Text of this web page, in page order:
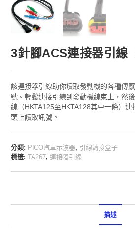
3針腳ACS連接器引線
該連接器引線助你讀取發動機的各種傳
號。輕鬆連接引線到發動機線束上，然
線（HKTA125至HKTA128其中一條）
頭上讀取訊號。
分類: PICO汽車示波器, 引線轉接盒子
標籤:TA267,連接器引線
描述